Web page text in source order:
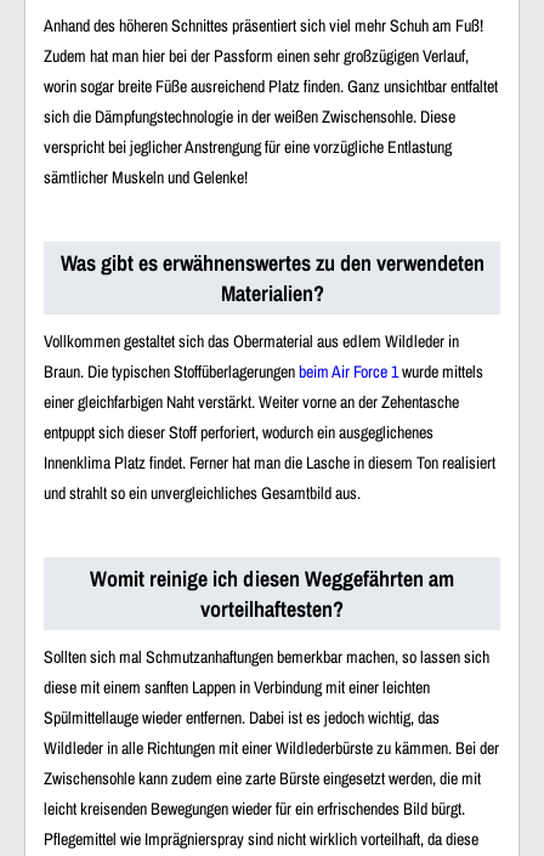
Anhand des höheren Schnittes präsentiert sich viel mehr Schuh am Fuß!
Zudem hat man hier bei der Passform einen sehr großzügigen Verlauf,
worin sogar breite Füße ausreichend Platz finden. Ganz unsichtbar entfaltet
sich die Dämpfungstechnologie in der weißen Zwischensohle. Diese
verspricht bei jeglicher Anstrengung für eine vorzügliche Entlastung
sämtlicher Muskeln und Gelenke!
Was gibt es erwähnenswertes zu den verwendeten
Materialien?
Vollkommen gestaltet sich das Obermaterial aus edlem Wildleder in
Braun. Die typischen Stoffüberlagerungenbeim Air Force 1wurde mittels
einer gleichfarbigen Naht verstärkt. Weiter vorne an der Zehentasche
entpuppt sich dieser Stoff perforiert, wodurch ein ausgeglichenes
Innenklima Platz findet. Ferner hat man die Lasche in diesem Ton realisiert
und strahlt so ein unvergleichliches Gesamtbild aus.
Womit reinige ich diesen Weggefährten am
vorteilhaftesten?
Sollten sich mal Schmutzanhaftungen bemerkbar machen, so lassen sich
diese mit einem sanften Lappen in Verbindung mit einer leichten
Spülmittellauge wieder entfernen. Dabei ist es jedoch wichtig, das
Wildleder in alle Richtungen mit einer Wildlederbürste zu kämmen. Bei der
Zwischensohle kann zudem eine zarte Bürste eingesetzt werden, die mit
leicht kreisenden Bewegungen wieder für ein erfrischendes Bild bürgt.
Pflegemittel wie Imprägnierspray sind nicht wirklich vorteilhaft, da diese